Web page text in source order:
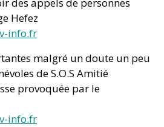
des appels de personnes
Hefez
info.fr
malgré un doute un peu
de S.O.S Amitié
provoquée par le
info.fr